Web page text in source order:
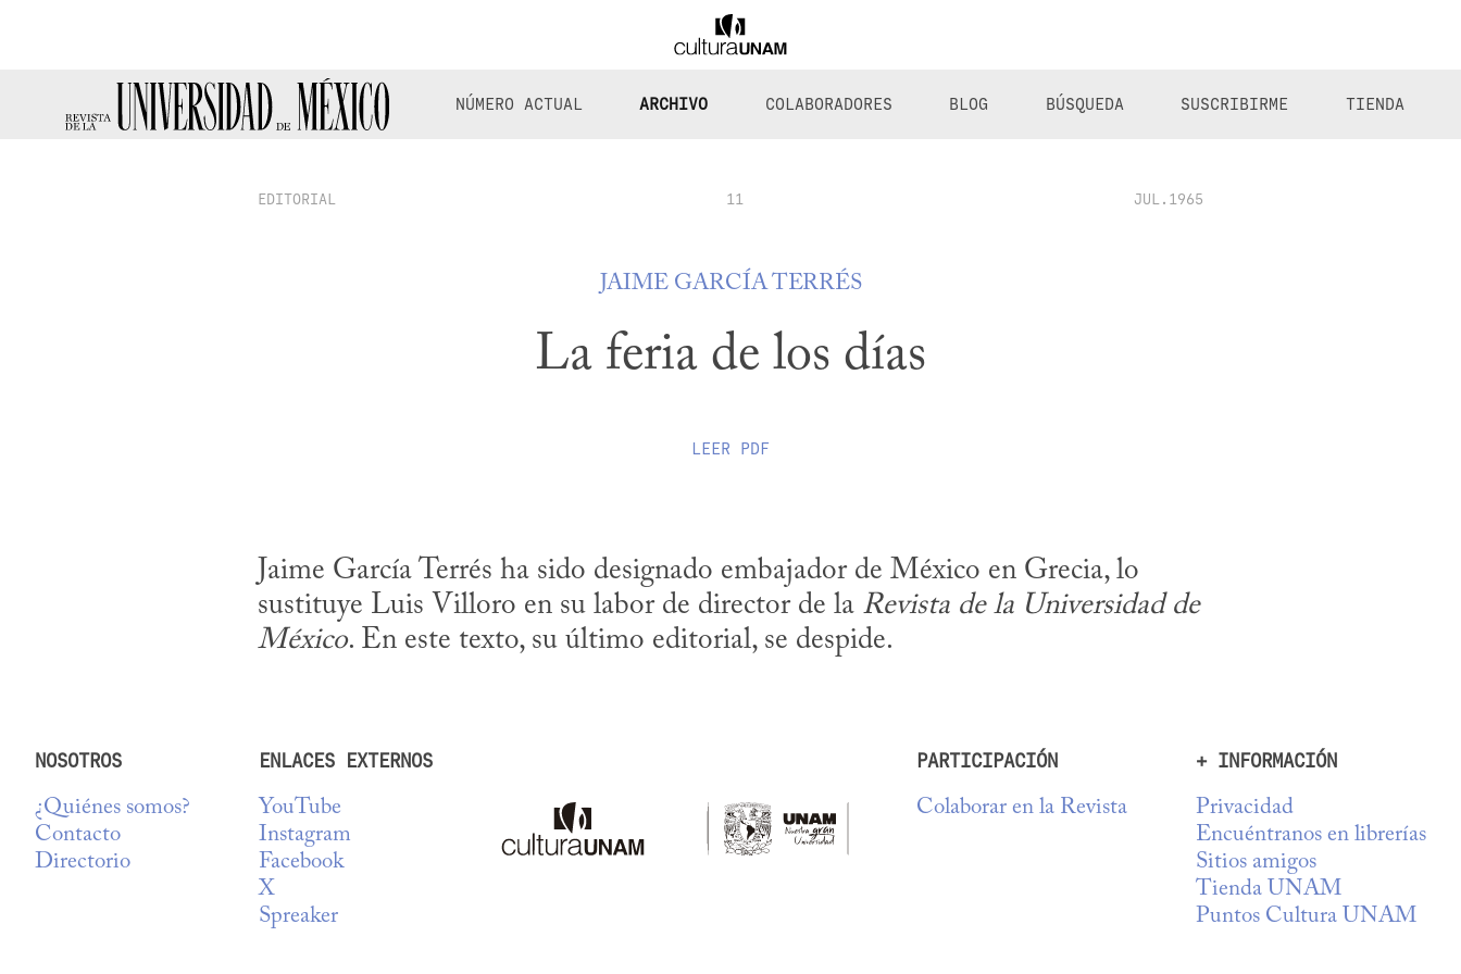
NÚMERO ACTUAL ARCHIVO COLABORADORES BLOG BÚSQUEDA SUSCRIBIRME TIENDA
EDITORIAL 11 JUL.1965
JAIME GARCÍA TERRÉS
La feria de los días
LEER PDF
Jaime García Terrés ha sido designado embajador de México en Grecia, lo
sustituye Luis Villoro en su labor de director de la Revista de la Universidad de
México. En este texto, su último editorial, se despide.
NOSOTROS
¿Quiénes somos?
Contacto
Directorio
ENLACES EXTERNOS
YouTube
Instagram
Facebook
X
Spreaker
PARTICIPACIÓN
Colaborar en la Revista
+ INFORMACIÓN
Privacidad
Encuéntranos en librerías
Sitios amigos
Tienda UNAM
Puntos Cultura UNAM